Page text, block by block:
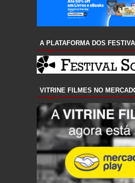
A PLATAFORMA DOS
VITRINE FILMES NO